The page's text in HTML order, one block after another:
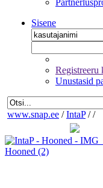
Sisene
Registreeru
Unustasid
www.snap.ee / IntaP / /
Hooned (2)